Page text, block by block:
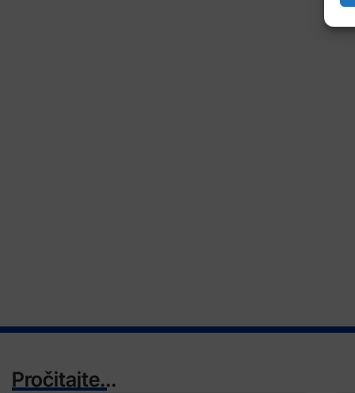
Pročitajte...